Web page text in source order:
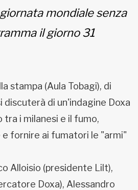
mondiale senza
il giorno 31
stampa (Aula Tobagi), di
discuterà di un'indagine Doxa
i milanesi e il fumo,
fornire ai fumatori le "armi"
Alloisio (presidente Lilt),
Doxa), Alessandro